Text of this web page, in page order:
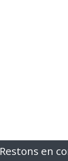
Restons en